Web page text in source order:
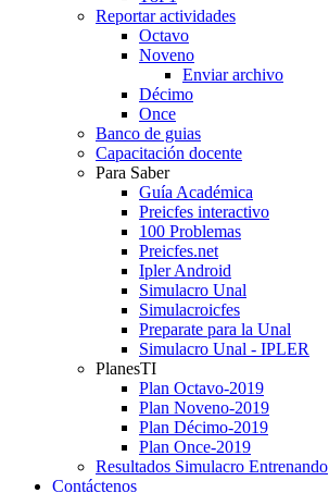
Reportar actividades
Octavo
Noveno
Enviar archivo
Décimo
Once
Banco de guias
Capacitación docente
Para Saber
Guía Académica
Preicfes interactivo
100 Problemas
Preicfes.net
Ipler Android
Simulacro Unal
Simulacroicfes
Preparate para la Unal
Simulacro Unal - IPLER
PlanesTI
Plan Octavo-2019
Plan Noveno-2019
Plan Décimo-2019
Plan Once-2019
Resultados Simulacro Entrenando
Contáctenos